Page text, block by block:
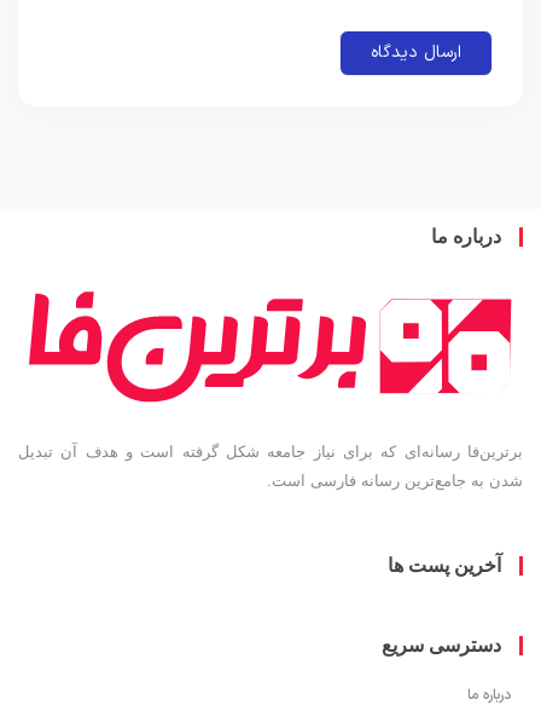
ما
رسانه‌ای که برای نیاز جامعه شکل گرفته است و هدف آن تبدیل
جامع‌ترین رسانه فارسی است.
پست ها
سریع